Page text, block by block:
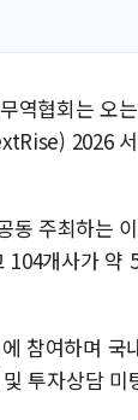
역협회는 오
2026
주최하는
개사가 약
참여하며 국
투자상담 미